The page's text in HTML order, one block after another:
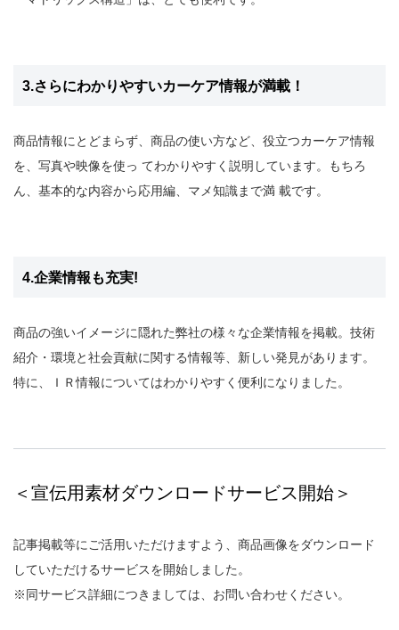
3.さらにわかりやすいカーケア情報が満載！
商品情報にとどまらず、商品の使い方など、役立つカーケア情報
を、写真や映像を使っ てわかりやすく説明しています。もちろ
ん、基本的な内容から応用編、マメ知識まで満 載です。
4.企業情報も充実!
商品の強いイメージに隠れた弊社の様々な企業情報を掲載。技術
紹介・環境と社会貢献に関する情報等、新しい発見があります。
特に、ＩＲ情報についてはわかりやすく便利になりました。
＜宣伝用素材ダウンロードサービス開始＞
記事掲載等にご活用いただけますよう、商品画像をダウンロード
していただけるサービスを開始しました。
※同サービス詳細につきましては、お問い合わせください。